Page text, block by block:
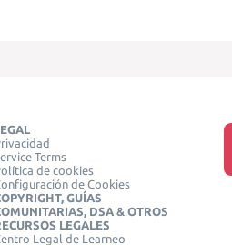
Terms
de cookies
de Cookies
GUÍAS
DSA & OTROS
LEGALES
Legal de Learneo